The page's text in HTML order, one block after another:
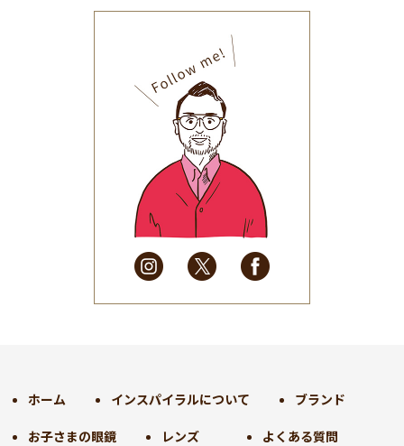
(32)
2025年9月(30)
2025年8月(31)
2025年7月(37)
2025年6月(48)
2025年5月
(41)
2025年4月
(32)
2025年3月(31)
2025年2月
(28)
2025年1月
(34)
2024年9月(30)
ホーム インスパイラルについて ブランド
お子さまの眼鏡 レンズ よくある質問